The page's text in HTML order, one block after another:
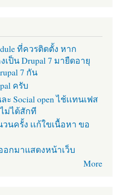
ที่ควรติดตั้ง หาก
ป็น Drupal 7 มายืดอายุ
7 กัน
ครับ
Social open ไช้เเทนเฟส
ม่ได้สักที
ครั้ง เเก้ใขเนื้อหา ขอ
อกมาแสดงหน้าเว็บ
More